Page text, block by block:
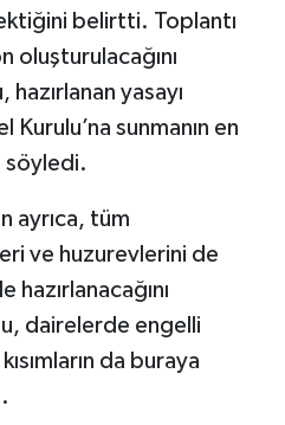
belirtti. Toplantı
oluşturulacağını
yasayı
Kurulu’na sunmanın en
söyledi.
ayrıca, tüm
ve huzurevlerini de
hazırlanacağını
dairelerde engelli
da buraya